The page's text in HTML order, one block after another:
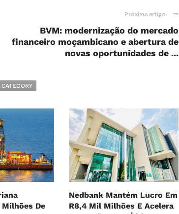
Próximo artigo
BVM: modernização do mercado
financeiro moçambicano e abertura de
novas oportunidades de ...
De
Nedbank Mantém Lucro Em
R8,4 Mil Milhões E Acelera